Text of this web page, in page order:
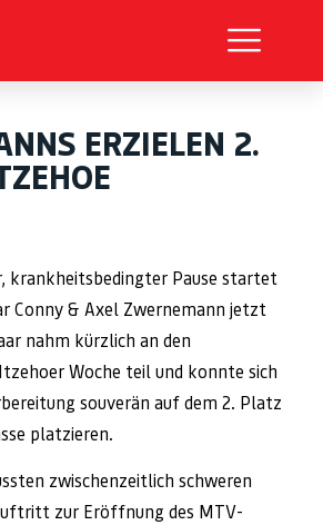
ERZIELEN 2.
krankheitsbedingter Pause startet
Conny & Axel Zwernemann jetzt
nahm kürzlich an den
Woche teil und konnte sich
souverän auf dem 2. Platz
platzieren.
zwischenzeitlich schweren
zur Eröffnung des MTV-